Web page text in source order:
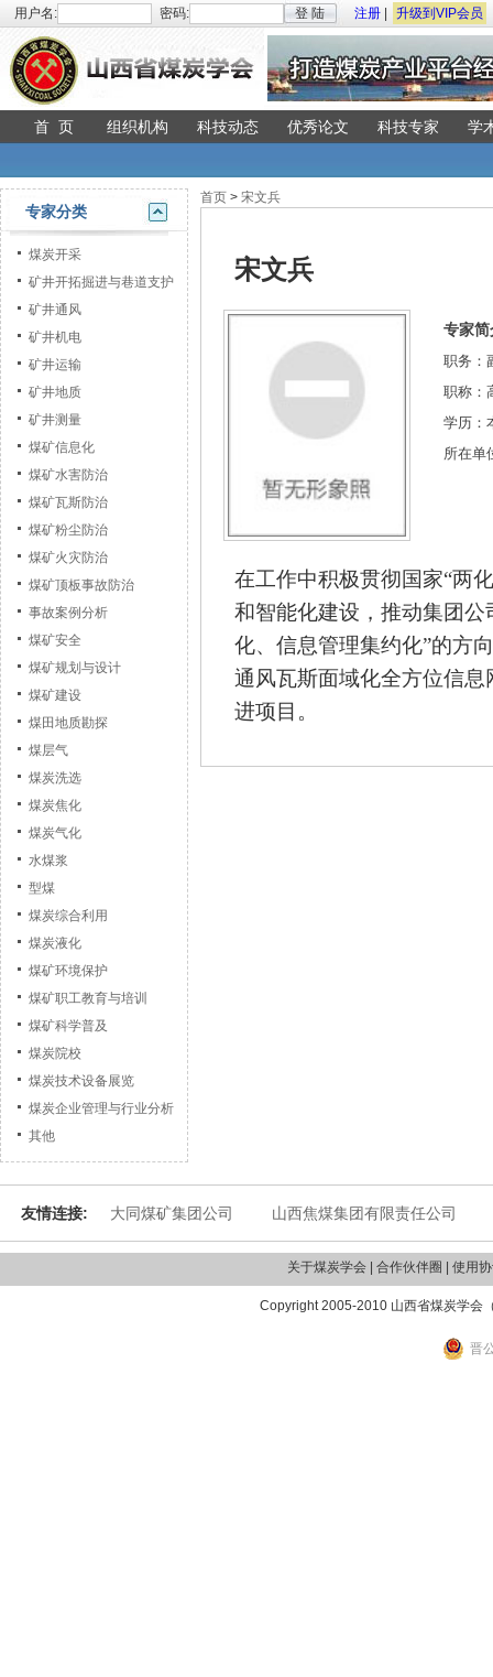
用户名: 密码: 登 陆 注册 升级到VIP会员
学
科技专家
优秀论文
科技动态
组织机构
首 页
专家分类
煤炭开采
矿井开拓掘进与巷道支护
矿井通风
矿井机电
矿井运输
矿井地质
矿井测量
煤矿信息化
煤矿水害防治
煤矿瓦斯防治
煤矿粉尘防治
煤矿火灾防治
煤矿顶板事故防治
事故案例分析
煤矿安全
煤矿规划与设计
煤矿建设
煤田地质勘探
煤层气
煤炭洗选
煤炭焦化
煤炭气化
水煤浆
型煤
煤炭综合利用
煤炭液化
煤矿环境保护
煤矿职工教育与培训
煤矿科学普及
煤炭院校
煤炭技术设备展览
煤炭企业管理与行业分析
其他
首页 > 宋文兵
宋文兵
专家简
职务：
职称：
学历：
所在单
在工作中积极贯彻国家“两
和智能化建设，推动集团
化、信息管理集约化”的方
通风瓦斯面域化全方位信
进项目。
友情连接: 大同煤矿集团公司 山西焦煤集团有限责任公司
关于煤炭学会 | 合作伙伴圈 | 使用
Copyright 2005-2010 山西省煤炭学会
晋